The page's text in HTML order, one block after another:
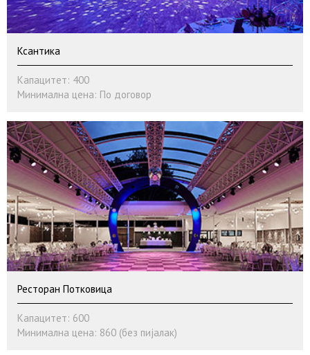
Ксантика
Капацитет: 400
Минимална цена: По договор
Ресторан Потковица
Капацитет: 600
Минимална цена: 860 (без пијалак)